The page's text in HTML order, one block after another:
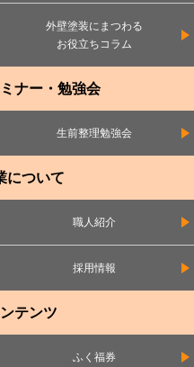
外壁塗装にまつわる
お役立ちコラム
ナー・勉強会
生前整理勉強会
について
職人紹介
採用情報
テンツ
ふく福券